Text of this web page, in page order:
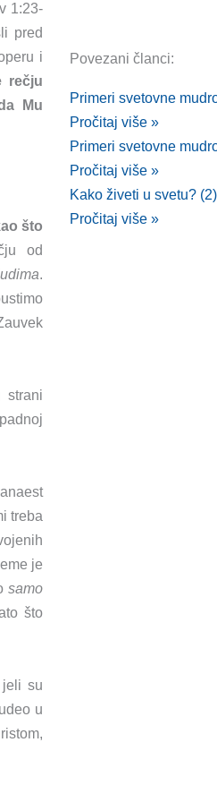
1:23-
pred
i
rečju
Mu
što
od
.
strani
treba
je
samo
što
jeli su
u
Povezani članci:
Primeri svetovne
Pročitaj više »
Primeri svetovne
Pročitaj više »
Kako živeti u svetu? (2)
Pročitaj više »